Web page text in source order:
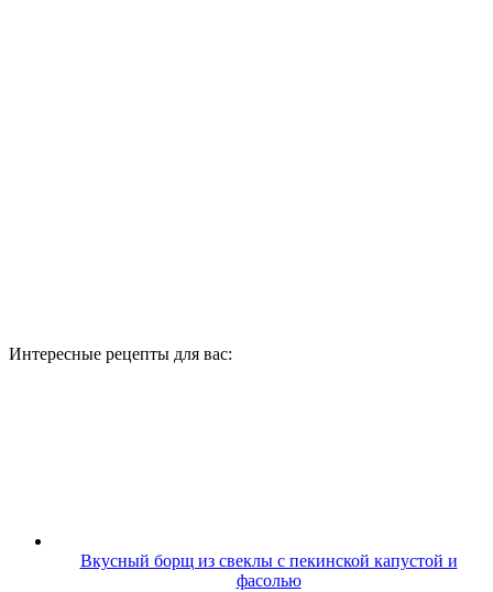
Интересные рецепты для вас:
Вкусный борщ из свеклы с пекинской капустой и
фасолью